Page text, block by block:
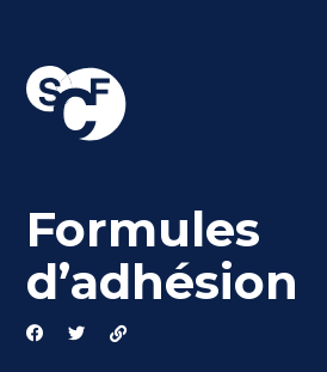
content
Formules
d’adhésion